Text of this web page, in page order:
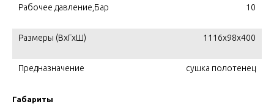
Рабочее давление,Бар 10
Размеры (ВхГхШ) 1116x98x400
Предназначение сушка полотенец
Габариты